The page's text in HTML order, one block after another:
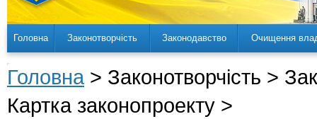
Головна Законотворчість Законодавство Очищення
Головна > Законотворчість >
Картка законопроекту >